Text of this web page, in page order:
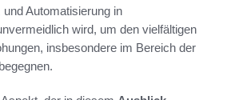
Automatisierung in
wird, um den vielfältigen
insbesondere im Bereich der